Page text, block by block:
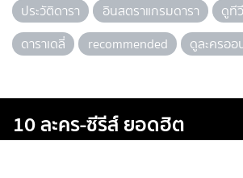
ประวัติดารา
อินสตราแกรมดารา
ดูที
ดาราเดลี่
recommended ดูละครออ
10 ละคร-ซีรีส์ ยอดฮิต